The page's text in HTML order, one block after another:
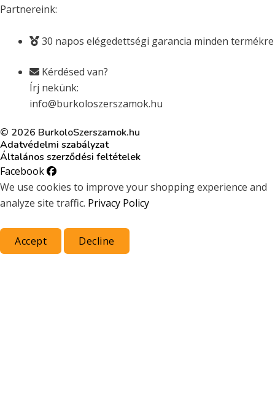
Partnereink:
30 napos elégedettségi garancia minden termékre
Kérdésed van?
Írj nekünk:
info@burkoloszerszamok.hu
© 2026 BurkoloSzerszamok.hu
Adatvédelmi szabályzat
Általános szerződési feltételek
Facebook
We use cookies to improve your shopping experience and
analyze site traffic. Privacy Policy
Accept Decline